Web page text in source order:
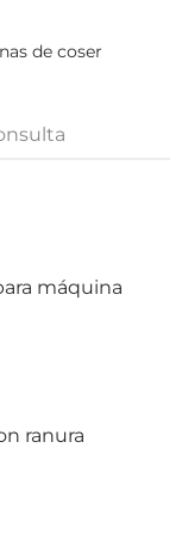
de coser
máquina
ranura